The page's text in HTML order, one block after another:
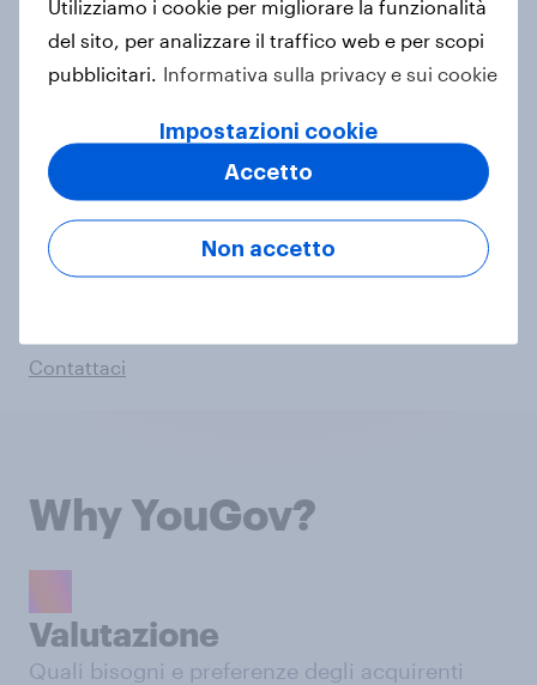
Fattori trainanti della penetrazione:individua i
fattori principali, sia trasversali sia specifici della
categoria
Socio-demografica:
individua i profili chiave su
cui focalizzarti per mantenere e incrementare la
Contesto competitivo:analizza la concorrenza e
individua i player da tenere d’occhio
Panorama dei retailer:individua i formati e i
Contattaci
Why YouGov?
Valutazione
Quali bisogni e preferenze degli acquirenti
Utilizziamo i cookie per migliorare la funzionalità
del sito, per analizzare il traffico web e per scopi
pubblicitari.
Informativa sulla privacy e sui cookie
Impostazioni cookie
Non accetto
Accetto